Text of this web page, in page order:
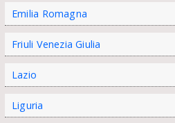
Emilia Romagna
Friuli Venezia Giulia
Lazio
Liguria